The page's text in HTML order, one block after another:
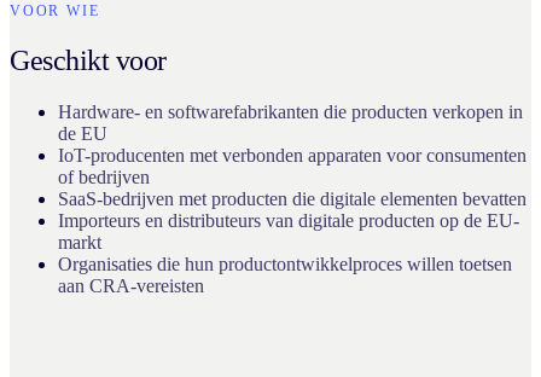
VOOR WIE
Geschikt voor
Hardware- en softwarefabrikanten die producten verkopen in
de EU
IoT-producenten met verbonden apparaten voor consumenten
of bedrijven
SaaS-bedrijven met producten die digitale elementen bevatten
Importeurs en distributeurs van digitale producten op de EU-
markt
Organisaties die hun productontwikkelproces willen toetsen
aan CRA-vereisten